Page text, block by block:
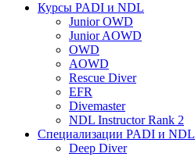
Курсы PADI и NDL
Junior OWD
Junior AOWD
OWD
AOWD
Rescue Diver
EFR
Divemaster
NDL Instructor Rank 2
Специализации PADI и NDL
Deep Diver